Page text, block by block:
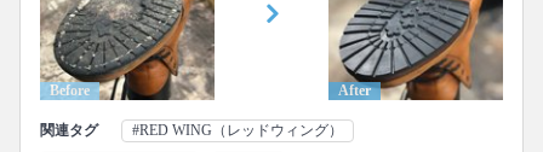
Before After
関連タグ
#RED WING（レッドウィング）